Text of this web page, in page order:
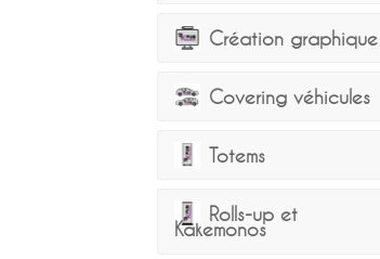
Création graphique
Covering véhicules
Totems
Rolls-up et
Kakemonos